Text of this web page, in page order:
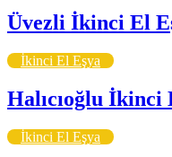
Üvezli İkinci El
İkinci El Eşya
Halıcıoğlu
İkinci El Eşya